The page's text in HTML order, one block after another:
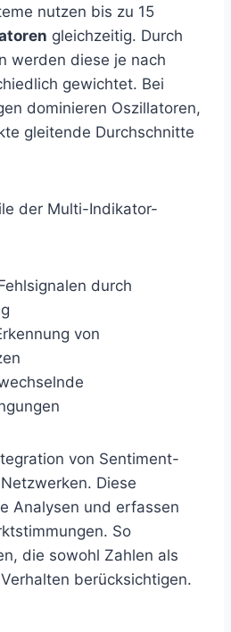
nutzen bis zu 15
gleichzeitig. Durch
werden diese je nach
gewichtet. Bei
dominieren Oszillatoren,
gleitende Durchschnitte
der Multi-Indikator-
durch
von
von Sentiment-
Diese
Analysen und erfassen
So
die sowohl Zahlen als
berücksichtigen.